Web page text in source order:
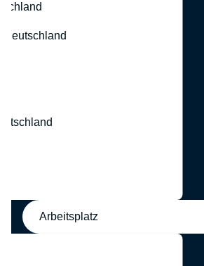
Arbeitsplatz